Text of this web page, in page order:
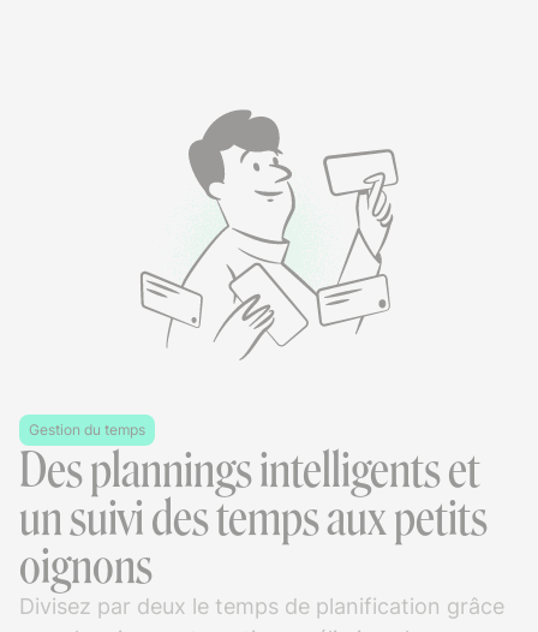
Gestion du temps
Des plannings intelligents et
un suivi des temps aux petits
oignons
Divisez par deux le temps de planification grâce